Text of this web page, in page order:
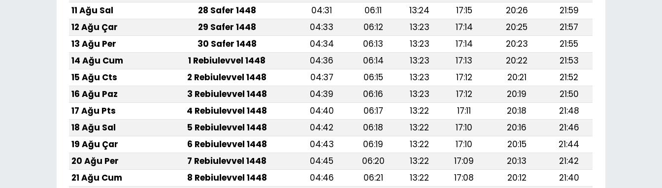
11 Ağu Sal
28 Safer 1448 04:31 06:11 13:24 17:15 20:26
21:59
12 Ağu Çar
29 Safer 1448 04:33 06:12 13:23 17:14 20:25
21:57
13 Ağu Per
30 Safer 1448 04:34 06:13 13:23 17:14 20:23
21:55
14 Ağu Cum
1 Rebiulevvel 1448 04:36 06:14 13:23 17:13 20:22
21:53
15 Ağu Cts
2 Rebiulevvel 1448 04:37 06:15 13:23 17:12 20:21
21:52
16 Ağu Paz
3 Rebiulevvel 1448 04:39 06:16 13:23 17:12 20:19
21:50
17 Ağu Pts
4 Rebiulevvel 1448 04:40 06:17 13:22 17:11 20:18
21:48
18 Ağu Sal
5 Rebiulevvel 1448 04:42 06:18 13:22 17:10 20:16
21:46
19 Ağu Çar
6 Rebiulevvel 1448 04:43 06:19 13:22 17:10 20:15
21:44
20 Ağu Per
7 Rebiulevvel 1448 04:45 06:20 13:22 17:09 20:13
21:42
21 Ağu Cum
8 Rebiulevvel 1448 04:46 06:21 13:22 17:08 20:12
21:40